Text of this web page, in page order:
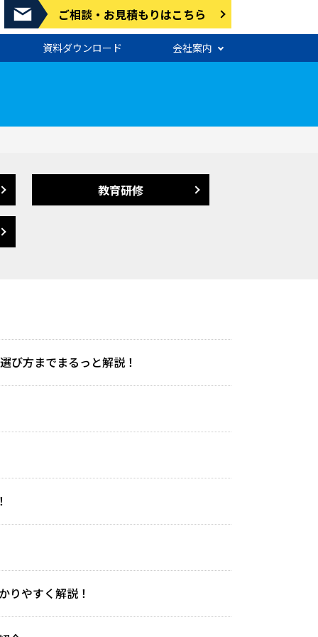
ご相談・お見積もりはこちら
資料ダウンロード 会社案内
教育研修
び方までまるっと解説！
りやすく解説！